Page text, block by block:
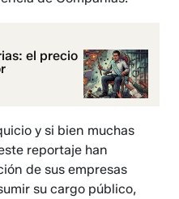
el precio
y si bien muchas
reportaje han
de sus empresas
su cargo público,